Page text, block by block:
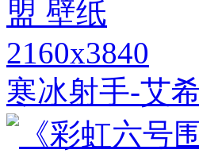
2160x3840
寒冰射手-艾